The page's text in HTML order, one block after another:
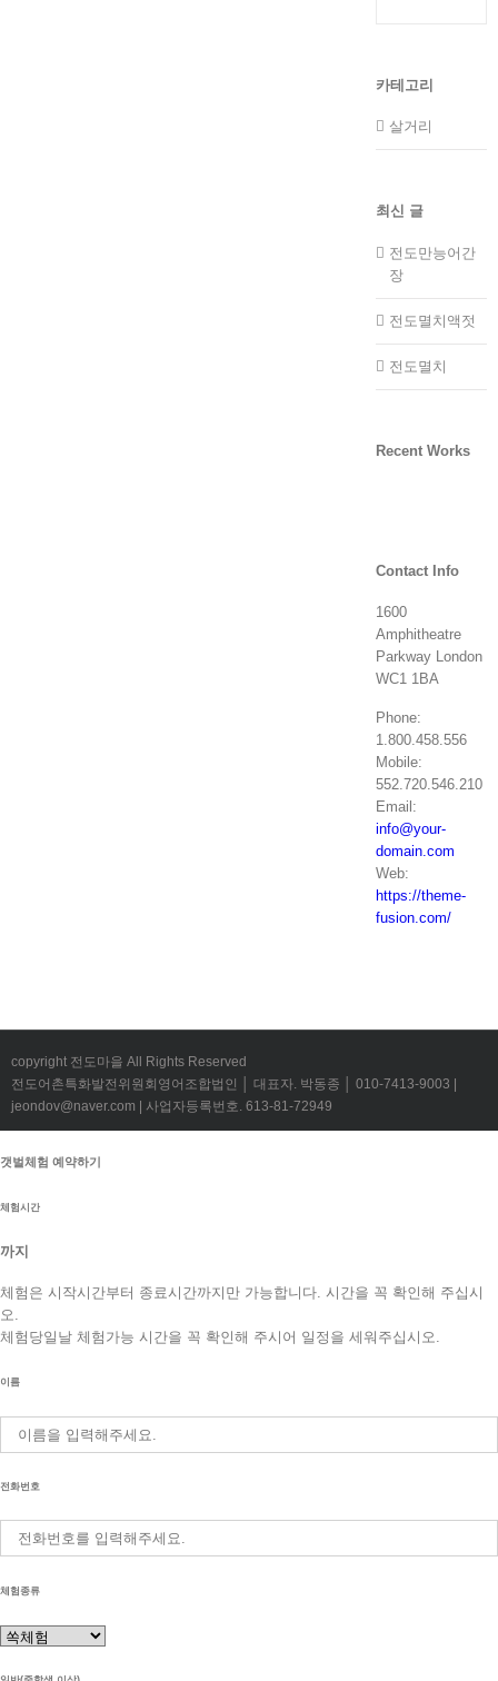
카테고리
살거리
최신 글
전도만능어간
장
전도멸치액젓
전도멸치
Recent Works
Contact Info
1600
Amphitheatre
Parkway London
WC1 1BA
Phone:
1.800.458.556
Mobile:
552.720.546.210
Email:
info@your-
domain.com
Web:
https://theme-
fusion.com/
copyright 전도마을 All Rights Reserved
전도어촌특화발전위원회영어조합법인 │ 대표자. 박동종 │ 010-7413-9003 |
jeondov@naver.com | 사업자등록번호. 613-81-72949
갯벌체험 예약하기
체험시간
까지
체험은 시작시간부터 종료시간까지만 가능합니다. 시간을 꼭 확인해 주십시
오.
체험당일날 체험가능 시간을 꼭 확인해 주시어 일정을 세워주십시오.
이름
전화번호
체험종류